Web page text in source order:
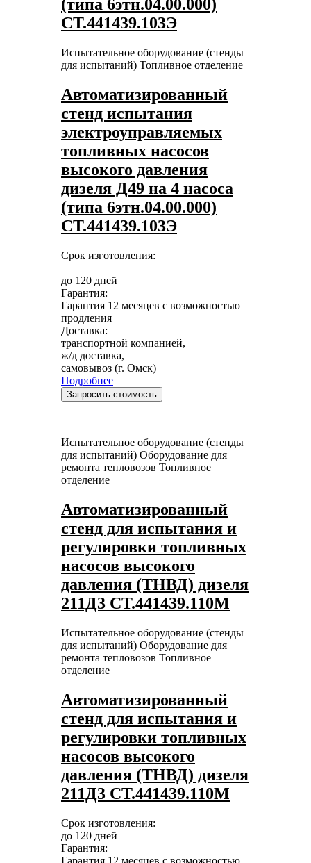
(типа 6этн.04.00.000)
СТ.441439.103Э
Испытательное оборудование (стенды
для испытаний) Топливное отделение
Автоматизированный
стенд испытания
электроуправляемых
топливных насосов
высокого давления
дизеля Д49 на 4 насоса
(типа 6этн.04.00.000)
СТ.441439.103Э
Срок изготовления:
до 120 дней
Гарантия:
Гарантия 12 месяцев с возможностью
продления
Доставка:
транспортной компанией,
ж/д доставка,
самовывоз (г. Омск)
Подробнее
Запросить стоимость
Испытательное оборудование (стенды
для испытаний) Оборудование для
ремонта тепловозов Топливное
отделение
Автоматизированный
стенд для испытания и
регулировки топливных
насосов высокого
давления (ТНВД) дизеля
211Д3 СТ.441439.110М
Испытательное оборудование (стенды
для испытаний) Оборудование для
ремонта тепловозов Топливное
отделение
Автоматизированный
стенд для испытания и
регулировки топливных
насосов высокого
давления (ТНВД) дизеля
211Д3 СТ.441439.110М
Срок изготовления:
до 120 дней
Гарантия:
Гарантия 12 месяцев с возможностью